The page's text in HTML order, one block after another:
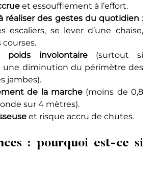
et essoufflement à l’effort.
réaliser des gestes du quotidien :
escaliers, se lever d’une chaise,
poids involontaire (surtout si
une diminution du périmètre des
jambes).
de la marche (moins de 0,8
sur 4 mètres).
et risque accru de chutes.
: pourquoi est-ce si